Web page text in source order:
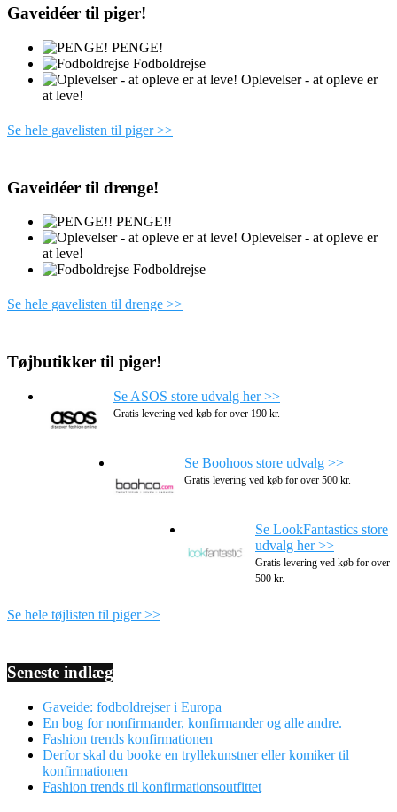
Gaveidéer til piger!
PENGE!
Fodboldrejse
Oplevelser - at opleve er
at leve!
Se hele gavelisten til piger >>
Gaveidéer til drenge!
PENGE!!
Oplevelser - at opleve er
at leve!
Fodboldrejse
Se hele gavelisten til drenge >>
Tøjbutikker til piger!
Se ASOS store udvalg her >>
Gratis levering ved køb for over 190 kr.
Se Boohoos store udvalg >>
Gratis levering ved køb for over 500 kr.
Se LookFantastics store
udvalg her >>
Gratis levering ved køb for over
500 kr.
Se hele tøjlisten til piger >>
Seneste indlæg
Gaveide: fodboldrejser i Europa
En bog for nonfirmander, konfirmander og alle andre.
Fashion trends konfirmationen
Derfor skal du booke en tryllekunstner eller komiker til
konfirmationen
Fashion trends til konfirmationsoutfittet